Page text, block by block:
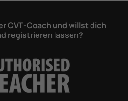
CVT-Coach und willst dich
registrieren lassen?